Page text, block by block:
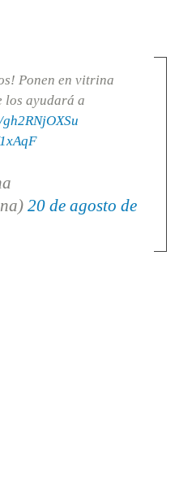
Ponen en vitrina
los ayudará a
20 de agosto de